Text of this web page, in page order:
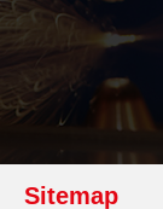
Sitemap